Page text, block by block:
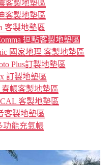
客製地墊區
客製地墊區
客製地墊區
逗點客製地墊區
國家地理 客製地墊區
Plus訂製地墊區
訂製地墊區
帳客製地墊區
客製地墊區
製地墊區
功能充氣帳